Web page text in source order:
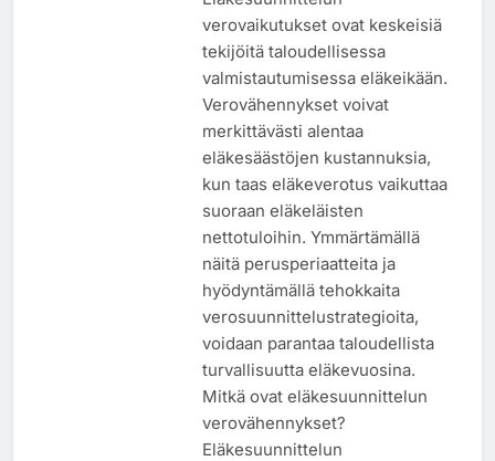
verovaikutukset ovat keskeisiä
tekijöitä taloudellisessa
valmistautumisessa eläkeikään.
Verovähennykset voivat
merkittävästi alentaa
eläkesäästöjen kustannuksia,
kun taas eläkeverotus vaikuttaa
suoraan eläkeläisten
nettotuloihin. Ymmärtämällä
näitä perusperiaatteita ja
hyödyntämällä tehokkaita
verosuunnittelustrategioita,
voidaan parantaa taloudellista
turvallisuutta eläkevuosina.
Mitkä ovat eläkesuunnittelun
verovähennykset?
Eläkesuunnittelun